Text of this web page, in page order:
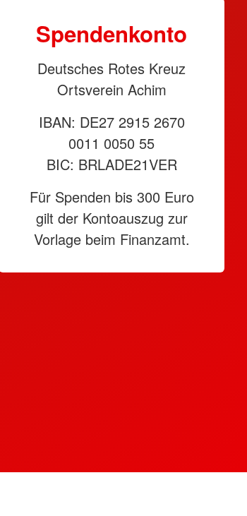
Spendenkonto
Deutsches Rotes Kreuz
Ortsverein Achim
IBAN: DE27 2915 2670
0011 0050 55
BIC: BRLADE21VER
Für Spenden bis 300 Euro
gilt der Kontoauszug zur
Vorlage beim Finanzamt.